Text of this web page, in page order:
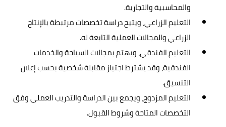
والمحاسبية والتجارية.
التعليم الزراعي، ويتيح دراسة تخصصات مرتبطة بالإنتاج
الزراعي والمجالات العملية التابعة له.
التعليم الفندقي، ويهتم بمجالات السياحة والخدمات
الفندقية، وقد يشترط اجتياز مقابلة شخصية بحسب إعلان
التنسيق.
التعليم المزدوج، ويجمع بين الدراسة والتدريب العملي وفق
التخصصات المتاحة وشروط القبول.